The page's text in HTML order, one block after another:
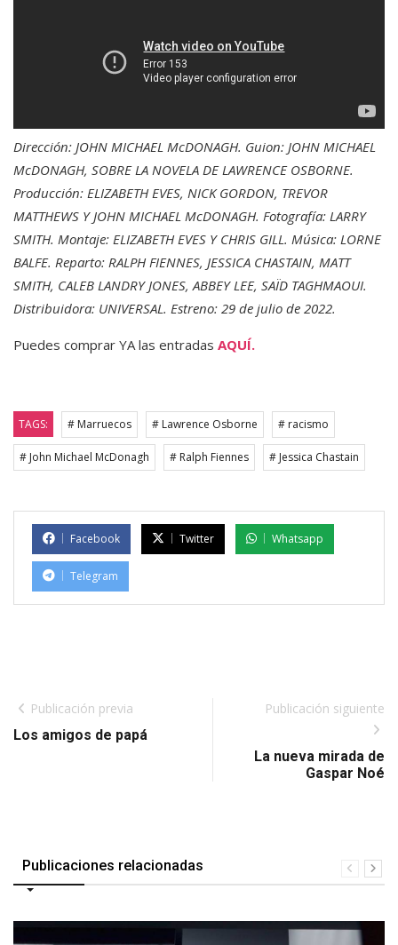
Dirección: JOHN MICHAEL McDONAGH. Guion: JOHN MICHAEL
McDONAGH, SOBRE LA NOVELA DE LAWRENCE OSBORNE.
Producción: ELIZABETH EVES, NICK GORDON, TREVOR
MATTHEWS Y JOHN MICHAEL McDONAGH. Fotografía: LARRY
SMITH. Montaje: ELIZABETH EVES Y CHRIS GILL. Música: LORNE
BALFE. Reparto: RALPH FIENNES, JESSICA CHASTAIN, MATT
SMITH, CALEB LANDRY JONES, ABBEY LEE, SAÏD TAGHMAOUI.
Distribuidora: UNIVERSAL. Estreno: 29 de julio de 2022.
Puedes comprar YA las entradas AQUÍ.
TAGS: # Marruecos # Lawrence Osborne # racismo
# John Michael McDonagh # Ralph Fiennes # Jessica Chastain
Facebook Twitter Whatsapp
Telegram
Publicación previa
Los amigos de papá
Publicación siguiente
La nueva mirada de
Gaspar Noé
Publicaciones relacionadas